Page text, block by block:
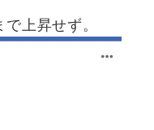
上昇せず。